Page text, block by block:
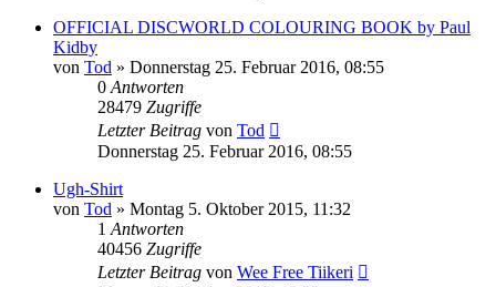
OFFICIAL DISCWORLD COLOURING BOOK by Paul
Kidby
von Tod » Donnerstag 25. Februar 2016, 08:55
0 Antworten
28479 Zugriffe
Letzter Beitrag von Tod
Donnerstag 25. Februar 2016, 08:55
Ugh-Shirt
von Tod » Montag 5. Oktober 2015, 11:32
1 Antworten
40456 Zugriffe
Letzter Beitrag von Wee Free Tiikeri